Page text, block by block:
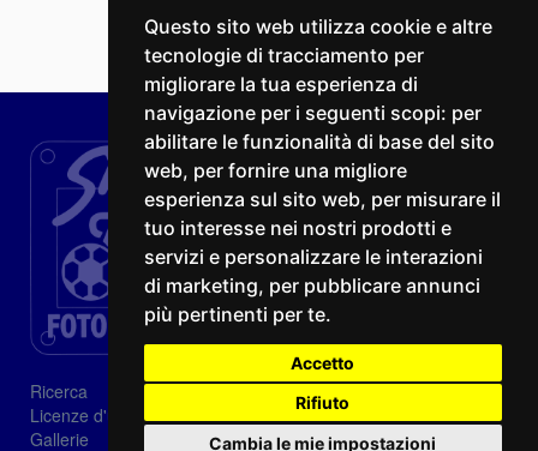
Questo sito web utilizza cookie e altre
tecnologie di tracciamento per
migliorare la tua esperienza di
navigazione per i seguenti scopi: per
abilitare le funzionalità di base del sito
web, per fornire una migliore
esperienza sul sito web, per misurare il
tuo interesse nei nostri prodotti e
servizi e personalizzare le interazioni
di marketing, per pubblicare annunci
più pertinenti per te.
Accetto
Rifiuto
Cambia le mie impostazioni
Ricerca
Licenze d'utilizzo
Gallerie